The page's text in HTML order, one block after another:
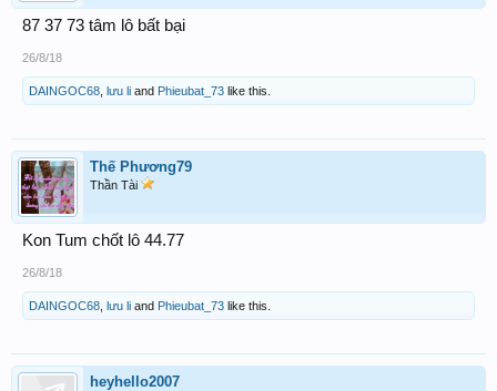
87 37 73 tâm lô bất bại
26/8/18
DAINGOC68 lưu li and Phieubat_73 like this.
Thế Phương79
Thần Tài
Kon Tum chốt lô 44.77
26/8/18
DAINGOC68 lưu li and Phieubat_73 like this.
heyhello2007